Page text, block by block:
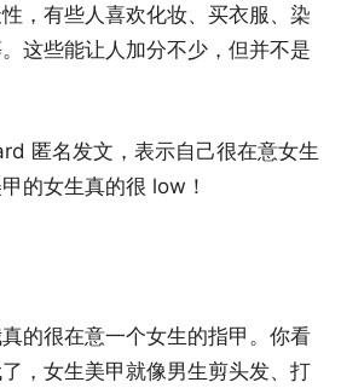
，有些人喜欢化妆、买衣服、染
这些能让人加分不少，但并不是
匿名发文，表示自己很在意女生
的女生真的很 low！
的很在意一个女生的指甲。你看
，女生美甲就像男生剪头发、打